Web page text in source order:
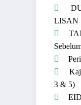
LISAN
3 & 5)